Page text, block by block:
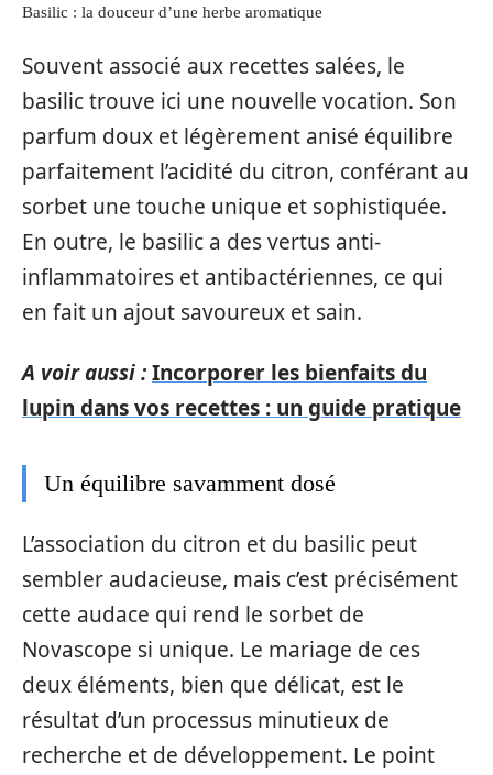
Basilic : la douceur d’une herbe aromatique
Souvent associé aux recettes salées, le
basilic trouve ici une nouvelle vocation. Son
parfum doux et légèrement anisé équilibre
parfaitement l’acidité du citron, conférant au
sorbet une touche unique et sophistiquée.
En outre, le basilic a des vertus anti-
inflammatoires et antibactériennes, ce qui
en fait un ajout savoureux et sain.
A voir aussi :Incorporer les bienfaits du
lupin dans vos recettes : un guide pratique
Un équilibre savamment dosé
L’association du citron et du basilic peut
sembler audacieuse, mais c’est précisément
cette audace qui rend le sorbet de
Novascope si unique. Le mariage de ces
deux éléments, bien que délicat, est le
résultat d’un processus minutieux de
recherche et de développement. Le point